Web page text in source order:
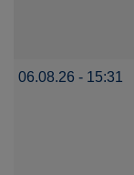
06.08.26 - 15:31